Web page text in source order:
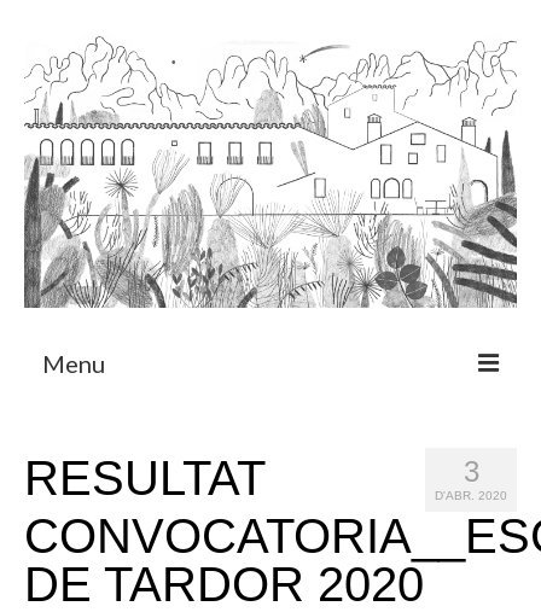
Menu
Programa de Residència
CRUCERO
Queda’t amb nosaltres
3
D'ABR. 2020
RESULTAT
DE TARDOR 2020